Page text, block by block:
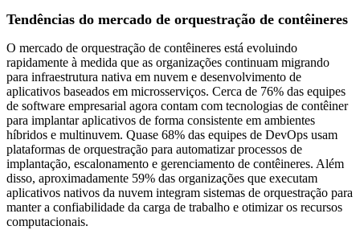
Tendências do mercado de orquestração de contêineres
O mercado de orquestração de contêineres está evoluindo
rapidamente à medida que as organizações continuam migrando
para infraestrutura nativa em nuvem e desenvolvimento de
aplicativos baseados em microsserviços. Cerca de 76% das equipes
de software empresarial agora contam com tecnologias de contêiner
para implantar aplicativos de forma consistente em ambientes
híbridos e multinuvem. Quase 68% das equipes de DevOps usam
plataformas de orquestração para automatizar processos de
implantação, escalonamento e gerenciamento de contêineres. Além
disso, aproximadamente 59% das organizações que executam
aplicativos nativos da nuvem integram sistemas de orquestração para
manter a confiabilidade da carga de trabalho e otimizar os recursos
computacionais.